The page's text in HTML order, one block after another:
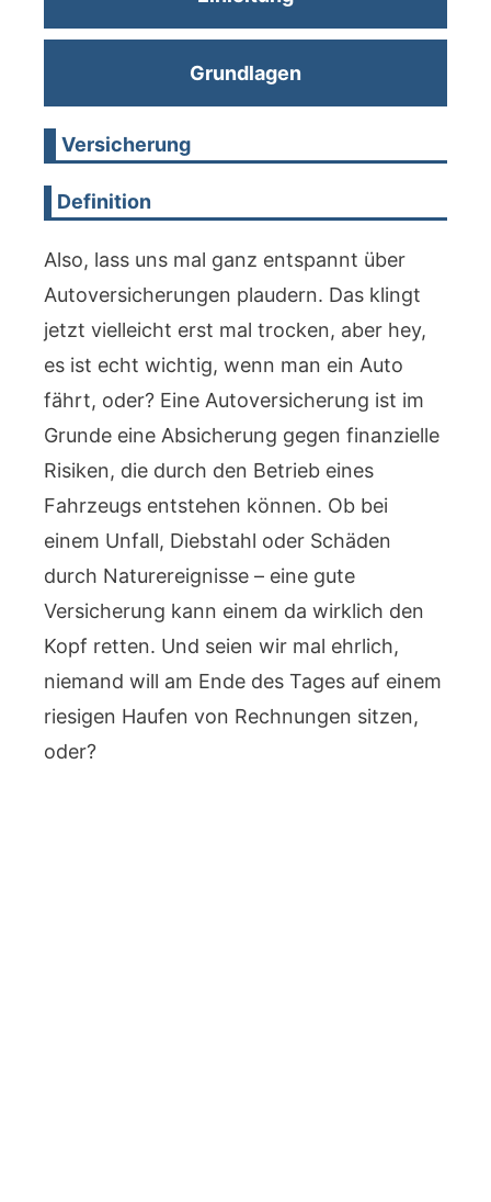
Grundlagen
Versicherung
Definition
Also, lass uns mal ganz entspannt über
Autoversicherungen plaudern. Das klingt
jetzt vielleicht erst mal trocken, aber hey,
es ist echt wichtig, wenn man ein Auto
fährt, oder? Eine Autoversicherung ist im
Grunde eine Absicherung gegen finanzielle
Risiken, die durch den Betrieb eines
Fahrzeugs entstehen können. Ob bei
einem Unfall, Diebstahl oder Schäden
durch Naturereignisse – eine gute
Versicherung kann einem da wirklich den
Kopf retten. Und seien wir mal ehrlich,
niemand will am Ende des Tages auf einem
riesigen Haufen von Rechnungen sitzen,
oder?